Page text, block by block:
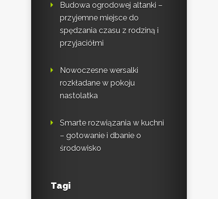
Budowa ogrodowej altanki –
przyjemne miejsce do
spędzania czasu z rodziną i
przyjaciółmi
Nowoczesne wersalki
rozkładane w pokoju
nastolatka
Smarte rozwiązania w kuchni
– gotowanie i dbanie o
środowisko
Tagi